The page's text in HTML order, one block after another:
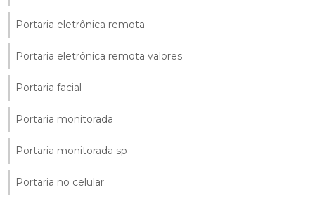
Portaria eletrônica remota
Portaria eletrônica remota valores
Portaria facial
Portaria monitorada
Portaria monitorada sp
Portaria no celular